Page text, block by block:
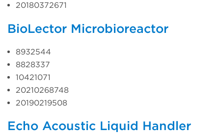
20180372671
BioLector Microbioreactor
8932544
8828337
10421071
20210268748
20190219508
Echo Acoustic Liquid Handler